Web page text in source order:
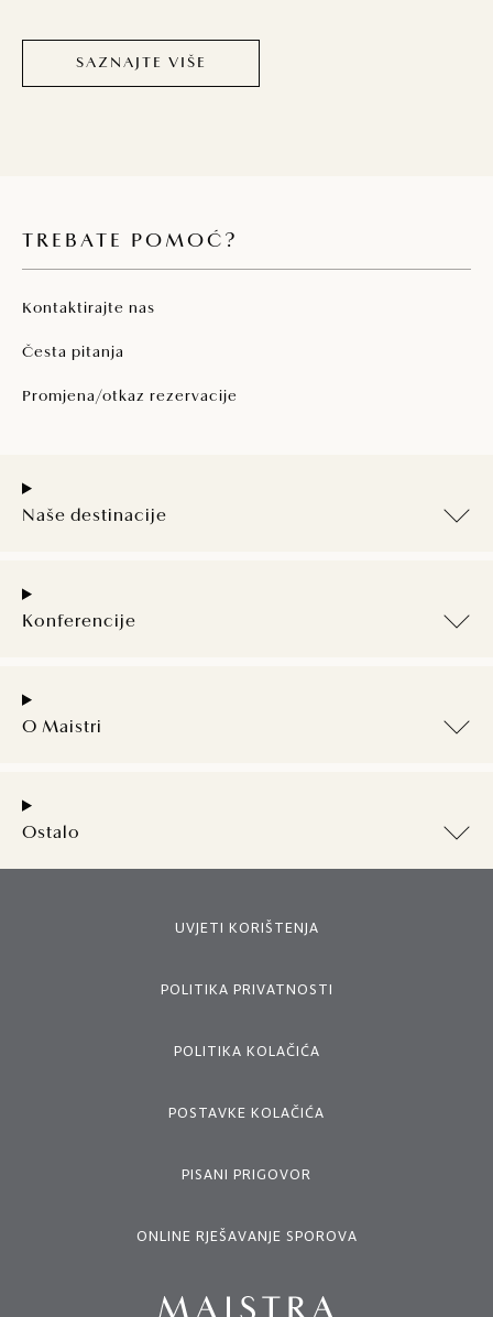
SAZNAJTE VIŠE
TREBATE POMOĆ?
Kontaktirajte nas
Česta pitanja
Promjena/otkaz rezervacije
Naše destinacije
Konferencije
O Maistri
Ostalo
UVJETI KORIŠTENJA
POLITIKA PRIVATNOSTI
POLITIKA KOLAČIĆA
POSTAVKE KOLAČIĆA
PISANI PRIGOVOR
ONLINE RJEŠAVANJE SPOROVA